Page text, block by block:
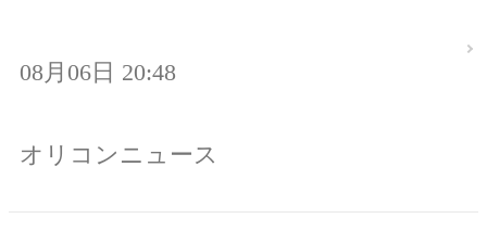
08月06日 20:48
オリコンニュース